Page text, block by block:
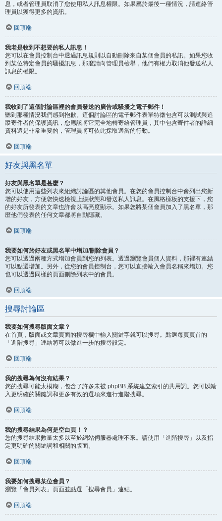
息，或者管理員取消了您使用私人訊息權限。如果屬於最後一種情況，請連絡管
理員以獲得更多的資訊。
回頂端
我老是收到不想要的私人訊息！
您可以在會員控制台中透過訊息規則以自動刪除來自某個會員的私訊。如果您收
到某位特定會員的騷擾訊息，那麼請向管理員檢舉，他們有權力取消他發送私人
訊息的權限。
回頂端
我收到了這個討論區裡的會員發送的廣告或騷擾之電子郵件！
聽到那種情況我們感到抱歉。這個討論區的電子郵件表單特徵包含可以測試與追
蹤寄件者的保護資訊，您應該將它完全地轉寄給管理員，其中包含寄件者的詳細
資料這是非常重要的，管理員將可依此採取適當的行動。
回頂端
好友與黑名單
好友與黑名單是甚麼？
您可以使用這些列表來組織討論區的其他會員。在您的會員控制台中會列出您新
增的好友，方便您快速檢視上線狀態和發送私人訊息。在風格樣板的支援下，您
的好友所發表的文章也許會以高亮度顯示。如果您將某個會員加入了黑名單，那
麼他們發表的任何文章都將自動隱藏。
回頂端
我要如何於好友或黑名單中增加/刪除會員？
您可以透過兩種方式增加會員到您的列表。透過瀏覽會員個人資料，那裡有連結
可以點選增加。另外，從您的會員控制台，您可以直接輸入會員名稱來增加。您
也可以透過同樣的頁面刪除列表中的會員。
回頂端
搜尋討論區
我要如何搜尋版面文章？
在首頁，版面或文章頁面的搜尋欄中輸入關鍵字就可以搜尋。點選每頁頁首的
「進階搜尋」連結將可以做進一步的搜尋設定。
回頂端
我的搜尋為何沒有結果？
您的搜尋可能太模糊，包含了許多未被 phpBB 系統建立索引的共用詞。您可以輸
入更明確的關鍵詞和更多有效的選項來進行進階搜尋。
回頂端
我的搜尋結果為何是空白頁！？
您的搜尋結果數量太多以至於網站伺服器處理不來。請使用「進階搜尋」以及指
定更明確的關鍵詞和相關的版面。
回頂端
我要如何搜尋某位會員？
瀏覽「會員列表」頁面並點選「搜尋會員」連結。
回頂端